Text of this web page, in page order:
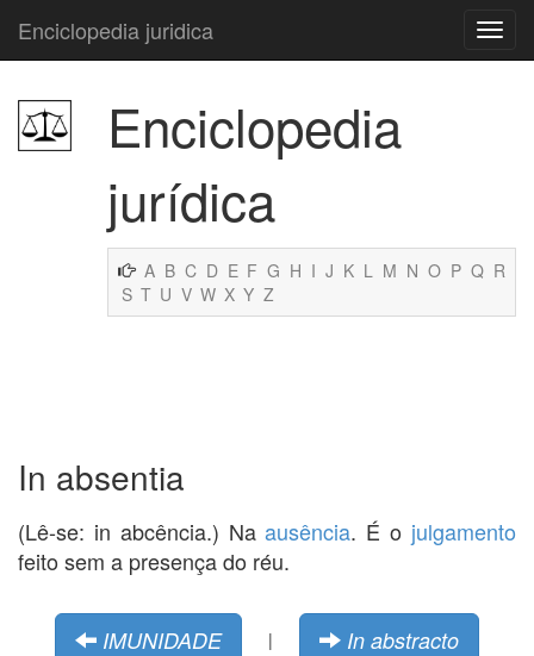
Enciclopedia juridica
Enciclopedia
jurídica
A B C D E F G H I J K L M N O P Q R
S T U V W X Y Z
In absentia
(Lê-se: in abcência.) Naausência. É o julgamento
feito sem a presença do réu.
IMUNIDADE | In abstracto